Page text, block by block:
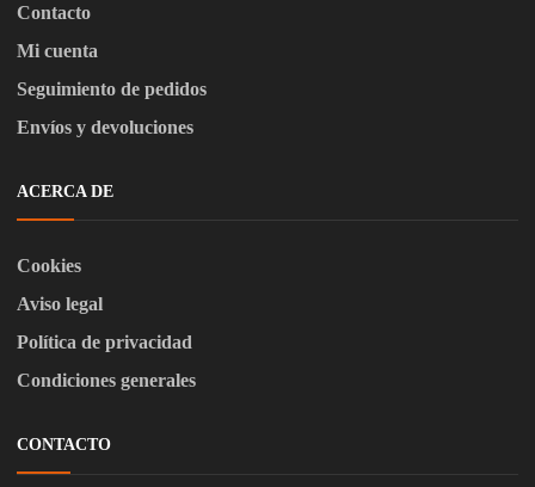
Contacto
Mi cuenta
Seguimiento de pedidos
Envíos y devoluciones
ACERCA DE
Cookies
Aviso legal
Política de privacidad
Condiciones generales
CONTACTO